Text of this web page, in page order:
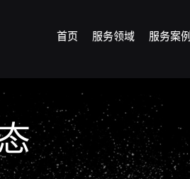
首页 服务领域 服务案例